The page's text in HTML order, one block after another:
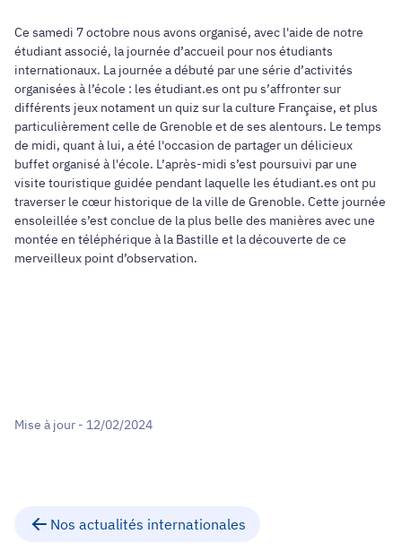
Ce samedi 7 octobre nous avons organisé, avec l'aide de notre
étudiant associé, la journée d’accueil pour nos étudiants
internationaux. La journée a débuté par une série d’activités
organisées à l’école : les étudiant.es ont pu s’affronter sur
différents jeux notament un quiz sur la culture Française, et plus
particulièrement celle de Grenoble et de ses alentours. Le temps
de midi, quant à lui, a été l'occasion de partager un délicieux
buffet organisé à l'école. L’après-midi s’est poursuivi par une
visite touristique guidée pendant laquelle les étudiant.es ont pu
traverser le cœur historique de la ville de Grenoble. Cette journée
ensoleillée s’est conclue de la plus belle des manières avec une
montée en téléphérique à la Bastille et la découverte de ce
merveilleux point d’observation.
Mise à jour - 12/02/2024
Nos actualités internationales